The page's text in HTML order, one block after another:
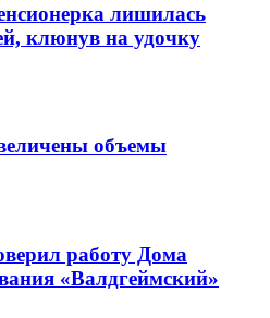
лишилась
клюнув на удочку
объемы
работу Дома
«Валдгеймский»